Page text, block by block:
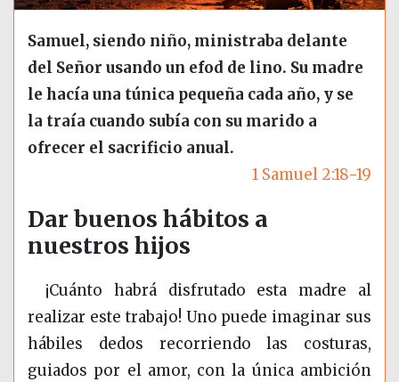
Samuel, siendo niño, ministraba delante
del Señor usando un efod de lino. Su madre
le hacía una túnica pequeña cada año, y se
la traía cuando subía con su marido a
ofrecer el sacrificio anual.
1 Samuel 2:18-19
Dar buenos hábitos a
nuestros hijos
¡Cuánto habrá disfrutado esta madre al
realizar este trabajo! Uno puede imaginar sus
hábiles dedos recorriendo las costuras,
guiados por el amor, con la única ambición